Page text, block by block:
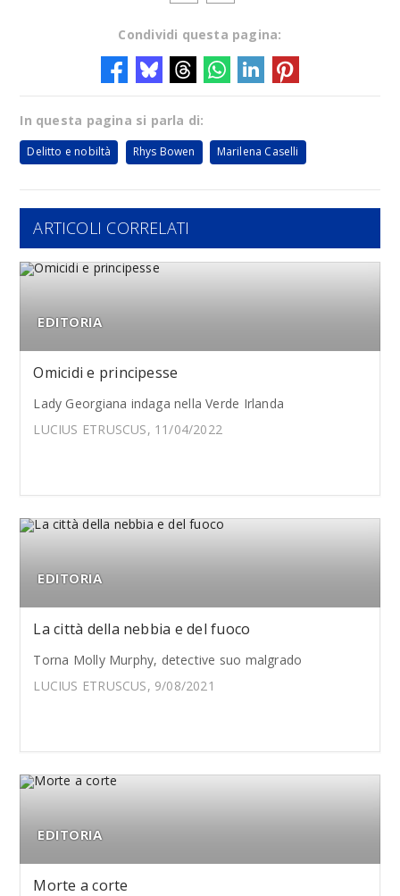
Condividi questa pagina:
In questa pagina si parla di:
Delitto e nobiltà Rhys Bowen Marilena Caselli
ARTICOLI CORRELATI
EDITORIA
Omicidi e principesse
Lady Georgiana indaga nella Verde Irlanda
LUCIUS ETRUSCUS, 11/04/2022
EDITORIA
La città della nebbia e del fuoco
Torna Molly Murphy, detective suo malgrado
LUCIUS ETRUSCUS, 9/08/2021
EDITORIA
Morte a corte